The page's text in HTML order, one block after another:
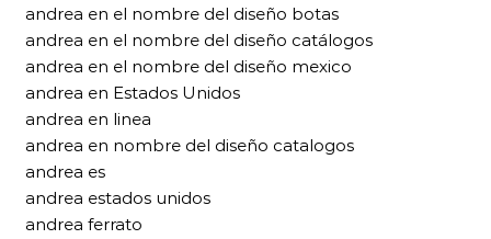
andrea en el nombre del diseño botas
andrea en el nombre del diseño catálogos
andrea en el nombre del diseño mexico
andrea en Estados Unidos
andrea en linea
andrea en nombre del diseño catalogos
andrea es
andrea estados unidos
andrea ferrato